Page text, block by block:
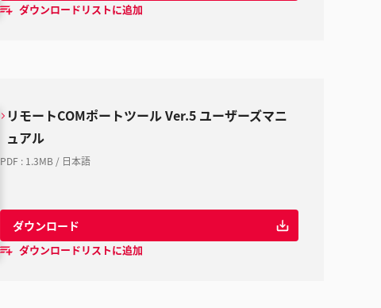
ダウンロードリストに追加
リモートCOMポートツール Ver.5 ユーザーズマニ
ュアル
PDF : 1.3MB / 日本語
ダウンロード
ダウンロードリストに追加